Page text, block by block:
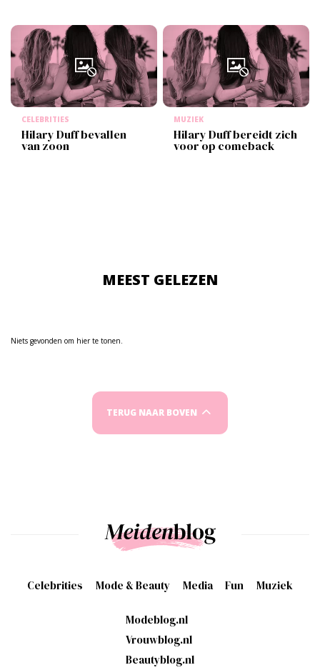
CELEBRITIES
Hilary Duff bevallen
van zoon
MUZIEK
Hilary Duff bereidt zich
voor op comeback
MEEST GELEZEN
Niets gevonden om hier te tonen.
TERUG NAAR BOVEN
Celebrities Mode & Beauty Media Fun Muziek
Modeblog.nl
Vrouwblog.nl
Beautyblog.nl